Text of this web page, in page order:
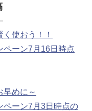
使おう！！
ペーン7月16日時点
早めに～
ペーン7月3日時点の